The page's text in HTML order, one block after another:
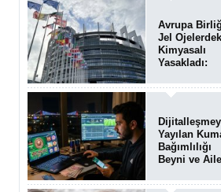
Avrupa
Jel
Kimyasalı
Yasakladı:
Riski Uyarısı
Yayılan
Bağımlılığı
Beyni ve
Uğratıyor